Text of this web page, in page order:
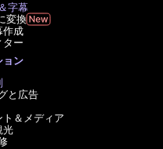
字幕
変換
作成
ター
ョン
と広告
＆メディア
光